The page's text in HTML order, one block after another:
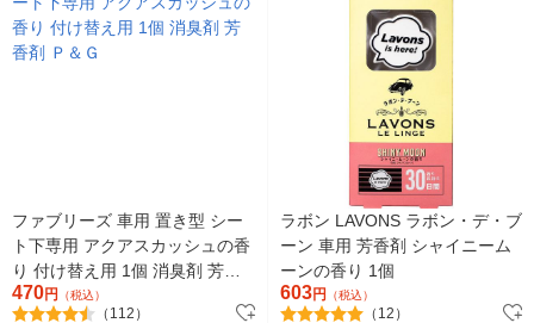
ファブリーズ 車用 置き型 シー
ト下専用 アクアスカッシュの香
り 付け替え用 1個 消臭剤 芳香
剤 Ｐ＆Ｇ
470円 （税込）
（112）
ラボン LAVONS ラボン・デ・ブ
ーン 車用 芳香剤 シャイニーム
ーンの香り 1個
603円 （税込）
（12）